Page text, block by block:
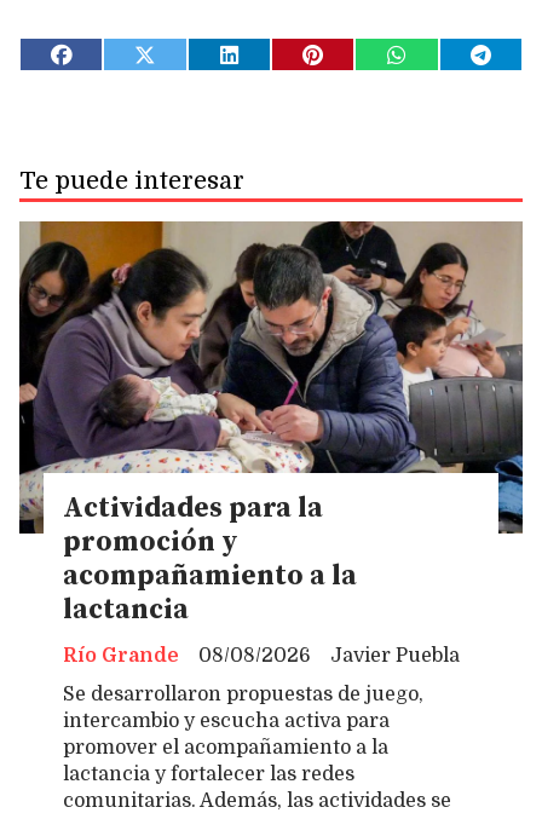
Te puede interesar
Actividades para la
promoción y
acompañamiento a la
lactancia
Javier Puebla
Río Grande
08/08/2026
Se desarrollaron propuestas de juego,
intercambio y escucha activa para
promover el acompañamiento a la
lactancia y fortalecer las redes
comunitarias. Además, las actividades se